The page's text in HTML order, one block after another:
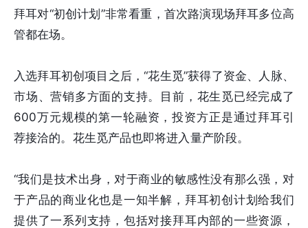
拜耳对“初创计划”非常看重，首次路演现场拜耳多位高
管都在场。
入选拜耳初创项目之后，“花生觅”获得了资金、人脉、
市场、营销多方面的支持。目前，花生觅已经完成了
600万元规模的第一轮融资，投资方正是通过拜耳引
荐接洽的。花生觅产品也即将进入量产阶段。
“我们是技术出身，对于商业的敏感性没有那么强，对
于产品的商业化也是一知半解，拜耳初创计划给我们
提供了一系列支持，包括对接拜耳内部的一些资源，